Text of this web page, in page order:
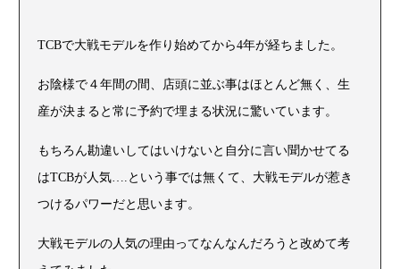
TCBで大戦モデルを作り始めてから4年が経ちました。
お陰様で４年間の間、店頭に並ぶ事はほとんど無く、生
産が決まると常に予約で埋まる状況に驚いています。
もちろん勘違いしてはいけないと自分に言い聞かせてる
はTCBが人気….という事では無くて、大戦モデルが惹き
つけるパワーだと思います。
大戦モデルの人気の理由ってなんなんだろうと改めて考